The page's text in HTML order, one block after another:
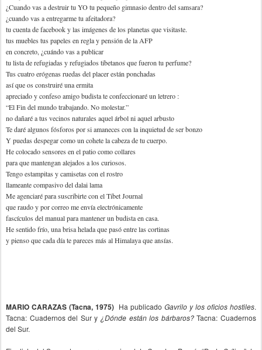
¿Cuando vas a destruir tu YO tu pequeño gimnasio dentro del samsara?
¿cuando vas a entregarme tu afeitadora?
tu cuenta de facebook y las imágenes de los planetas que visitaste.
tus muebles tus papeles en regla y pensión de la AFP
en concreto, ¿cuándo vas a publicar
tu lista de refugiadas y refugiados tibetanos que fueron tu perfume?
Tus cuatro erógenas ruedas del placer están ponchadas
así que os construiré una ermita
apreciado y confeso amigo budista te confeccionaré un letrero :
“El Fin del mundo trabajando. No molestar.”
no dañaré a tus vecinos naturales aquel árbol ni aquel arbusto
Te daré algunos fósforos por si amaneces con la inquietud de ser bonzo
Y puedas despegar como un cohete la cabeza de tu cuerpo.
He colocado sensores en el patio como collares
para que mantengan alejados a los curiosos.
Tengo estampitas y camisetas con el rostro
llameante compasivo del dalai lama
Me agenciaré para suscribirte con el Tibet Journal
que raudo y por correo me envía electrónicamente
fascículos del manual para mantener un budista en casa.
He sentido frío, una brisa helada que pasó entre las cortinas
y pienso que cada día te pareces más al Himalaya que ansías.
MARIO CARAZAS (Tacna, 1975) Ha publicado Gavrilo y los oficios hostiles.
Tacna: Cuadernos del Sur y ¿Dónde están los bárbaros?Tacna: Cuadernos
del Sur.